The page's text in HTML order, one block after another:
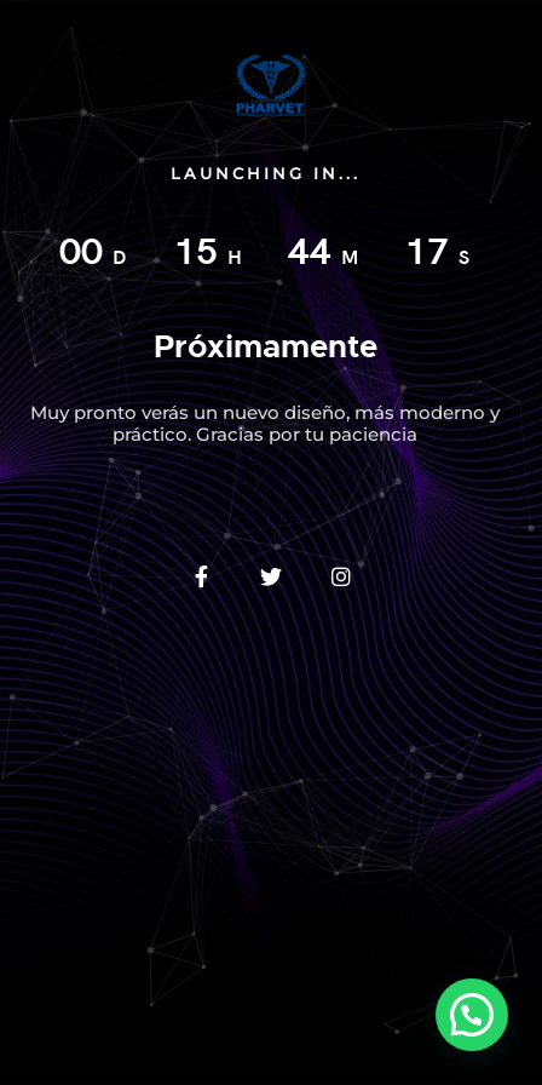
LAUNCHING IN...
00 D 15 H 44 M 16 S
Próximamente
Muy pronto verás un nuevo diseño, más moderno y
práctico. Gracias por tu paciencia